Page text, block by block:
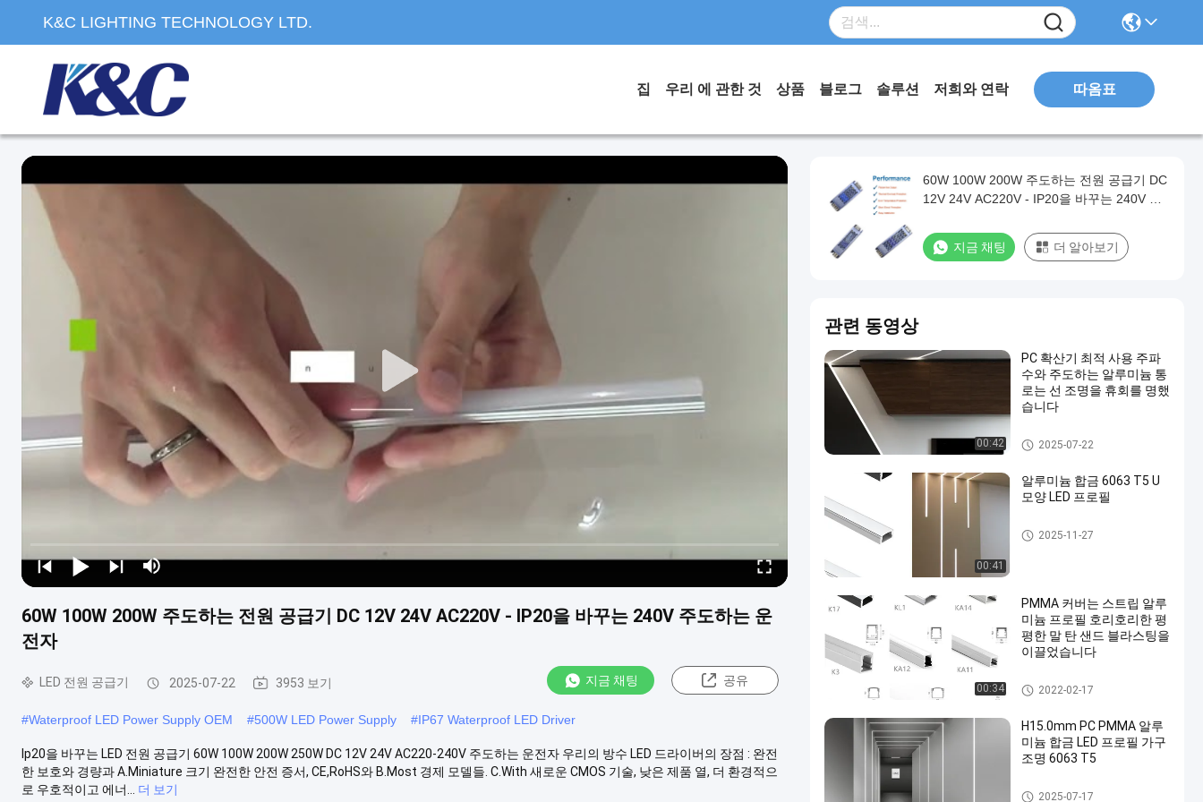
K&C LIGHTING TECHNOLOGY LTD.
집 우리 에 관한 것 상품 블로그 솔루션 저희와 연락 따옴표
60W 100W 200W 주도하는 전원 공급기 DC 12V 24V AC220V - IP20을 바꾸는 240V 주도하는 운
전자
LED 전원 공급기 2025-07-22 3953 보기 지금 채팅 공유
#Waterproof LED Power Supply OEM #500W LED Power Supply #IP67 Waterproof LED Driver
Ip20을 바꾸는 LED 전원 공급기 60W 100W 200W 250W DC 12V 24V AC220-240V 주도하는 운전자 우리의 방수 LED 드라이버의 장점 : 완전
한 보호와 경량과 A.Miniature 크기 완전한 안전 증서, CE,RoHS와 B.Most 경제 모델들. C.With 새로운 CMOS 기술, 낮은 제품 열, 더 환경적으
로 우호적이고 에너...
더 보기
60W 100W 200W 주도하는 전원 공급기 DC
12V 24V AC220V - IP20을 바꾸는 240V 주
지금 채팅 더 알아보기
관련 동영상
00:42
PC 확산기 최적 사용 주파
수와 주도하는 알루미늄 통
로는 선 조명을 휴회를 명했
습니다
중단된 알루미늄 LED 단면도
2025-07-22
00:41
알루미늄 합금 6063 T5 U
모양 LED 프로필
지도된 지구 알루미늄 단면도
2025-11-27
00:34
PMMA 커버는 스트립 알루
미늄 프로필 호리호리한 평
평한 말 탄 샌드 블라스팅을
이끌었습니다
지도된 지구 알루미늄 단면도
2022-02-17
H15.0mm PC PMMA 알루
미늄 합금 LED 프로필 가구
조명 6063 T5
지도된 지구 알루미늄 단면도
2025-07-17